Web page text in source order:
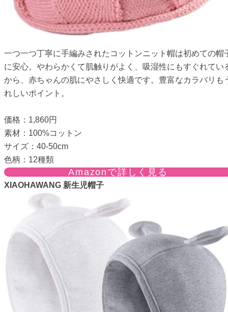
一つ一つ丁寧に手編みされたコットンニット帽は初めての帽
に安心。やわらかくて肌触りがよく、吸湿性にもすぐれてい
から、赤ちゃんの肌にやさしく快適です。豊富なカラバリも
れしいポイント。
価格：1,860円
素材：100%コットン
サイズ：40-50cm
色柄：12種類
Amazonで詳しく見る
XIAOHAWANG 新生児帽子